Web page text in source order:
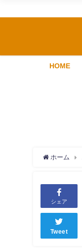
HOME
ホーム
シェア
Tweet